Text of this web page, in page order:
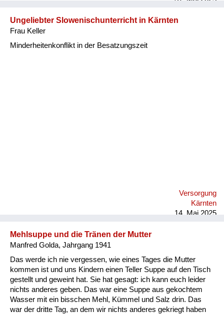
Ungeliebter Slowenischunterricht in Kärnten
Frau Keller
Minderheitenkonflikt in der Besatzungszeit
Versorgung
Kärnten
14. Mai 2025
Mehlsuppe und die Tränen der Mutter
Manfred Golda, Jahrgang 1941
Das werde ich nie vergessen, wie eines Tages die Mutter
kommen ist und uns Kindern einen Teller Suppe auf den Tisch
gestellt und geweint hat. Sie hat gesagt: ich kann euch leider
nichts anderes geben. Das war eine Suppe aus gekochtem
Wasser mit ein bisschen Mehl, Kümmel und Salz drin. Das
war der dritte Tag, an dem wir nichts anderes gekriegt haben